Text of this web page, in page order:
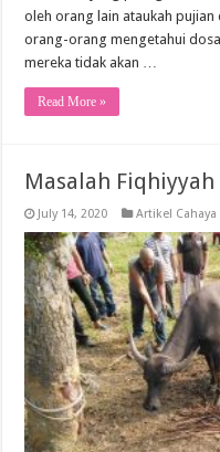
oleh orang lain ataukah pujian
orang-orang mengetahui
mereka tidak akan …
Read More »
Masalah
July 14, 2020 Artikel